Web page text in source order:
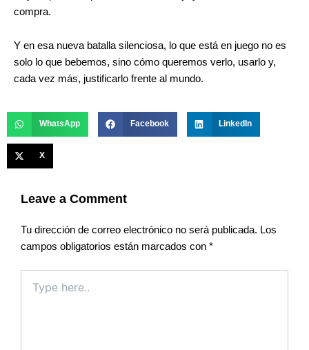
compra.
Y en esa nueva batalla silenciosa, lo que está en juego no es
solo lo que bebemos, sino cómo queremos verlo, usarlo y,
cada vez más, justificarlo frente al mundo.
WhatsApp Facebook LinkedIn
X
Leave a Comment
Tu dirección de correo electrónico no será publicada. Los
campos obligatorios están marcados con *
here..